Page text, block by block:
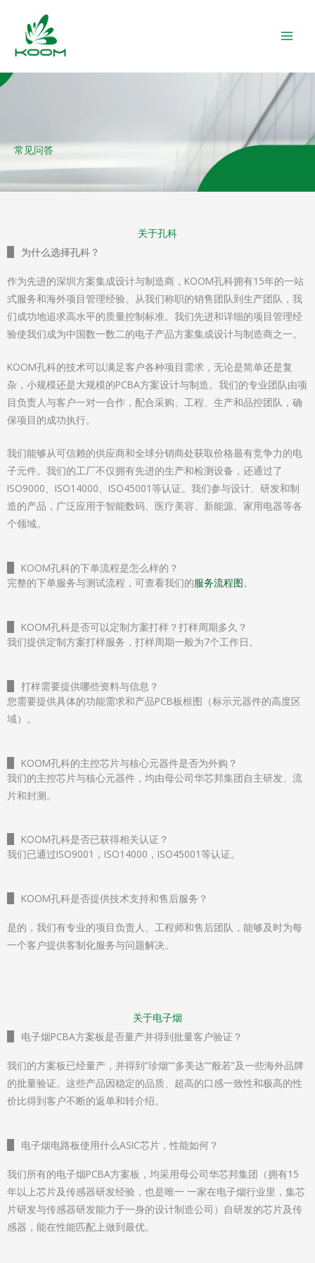
常见问答
关于孔科
为什么选择孔科？
作为先进的深圳方案集成设计与制造商，KOOM孔科拥有15年的一站
式服务和海外项目管理经验。从我们称职的销售团队到生产团队，我
们成功地追求高水平的质量控制标准。我们先进和详细的项目管理经
验使我们成为中国数一数二的电子产品方案集成设计与制造商之一。
KOOM孔科的技术可以满足客户各种项目需求，无论是简单还是复
杂，小规模还是大规模的PCBA方案设计与制造。我们的专业团队由项
目负责人与客户一对一合作，配合采购、工程、生产和品控团队，确
保项目的成功执行。
我们能够从可信赖的供应商和全球分销商处获取价格最有竞争力的电
子元件。我们的工厂不仅拥有先进的生产和检测设备，还通过了
ISO9000、ISO14000、ISO45001等认证。我们参与设计、研发和制
造的产品，广泛应用于智能数码、医疗美容、新能源、家用电器等各
个领域。
KOOM孔科的下单流程是怎么样的？
完整的下单服务与测试流程，可查看我们的服务流程图。
KOOM孔科是否可以定制方案打样？打样周期多久？
我们提供定制方案打样服务，打样周期一般为7个工作日。
打样需要提供哪些资料与信息？
您需要提供具体的功能需求和产品PCB板框图（标示元器件的高度区
域）。
KOOM孔科的主控芯片与核心元器件是否为外购？
我们的主控芯片与核心元器件，均由母公司华芯邦集团自主研发、流
片和封测。
KOOM孔科是否已获得相关认证？
我们已通过ISO9001，ISO14000，ISO45001等认证。
KOOM孔科是否提供技术支持和售后服务？
是的，我们有专业的项目负责人、工程师和售后团队，能够及时为每
一个客户提供客制化服务与问题解决。
关于电子烟
电子烟PCBA方案板是否量产并得到批量客户验证？
我们的方案板已经量产，并得到“珍烟”“多美达”“般若”及一些海外品牌
的批量验证。这些产品因稳定的品质、超高的口感一致性和极高的性
价比得到客户不断的返单和转介绍。
电子烟电路板使用什么ASIC芯片，性能如何？
我们所有的电子烟PCBA方案板，均采用母公司华芯邦集团（拥有15
年以上芯片及传感器研发经验，也是唯一 一家在电子烟行业里，集芯
片研发与传感器研发能力于一身的设计制造公司）自研发的芯片及传
感器，能在性能匹配上做到最优。